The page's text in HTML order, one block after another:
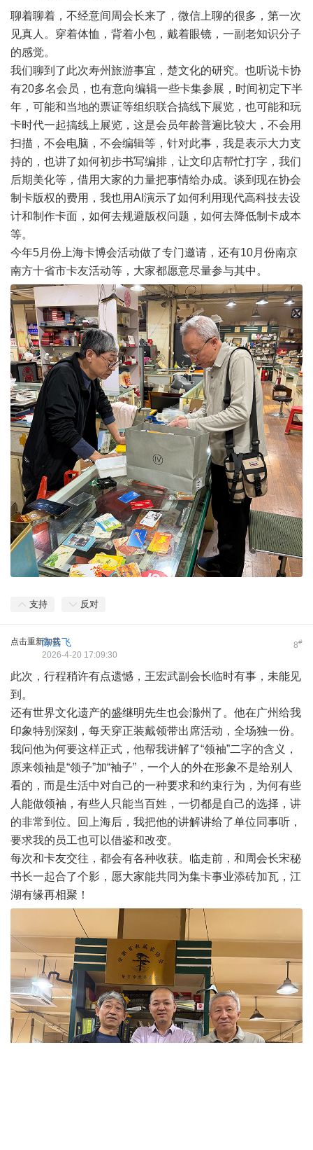
聊着聊着，不经意间周会长来了，微信上聊的很多，第一次
见真人。穿着体恤，背着小包，戴着眼镜，一副老知识分子
的感觉。
我们聊到了此次寿州旅游事宜，楚文化的研究。也听说卡协
有20多名会员，也有意向编辑一些卡集参展，时间初定下半
年，可能和当地的票证等组织联合搞线下展览，也可能和玩
卡时代一起搞线上展览，这是会员年龄普遍比较大，不会用
扫描，不会电脑，不会编辑等，针对此事，我是表示大力支
持的，也讲了如何初步书写编排，让文印店帮忙打字，我们
后期美化等，借用大家的力量把事情给办成。谈到现在协会
制卡版权的费用，我也用AI演示了如何利用现代高科技去设
计和制作卡面，如何去规避版权问题，如何去降低制卡成本
等。
今年5月份上海卡博会活动做了专门邀请，还有10月份南京
南方十省市卡友活动等，大家都愿意尽量参与其中。
支持 反对
点击重新加载 8#
陈云飞
2026-4-20 17:09:30
此次，行程稍许有点遗憾，王宏武副会长临时有事，未能见
到。
还有世界文化遗产的盛继明先生也会滁州了。他在广州给我
印象特别深刻，每天穿正装戴领带出席活动，全场独一份。
我问他为何要这样正式，他帮我讲解了“领袖”二字的含义，
原来领袖是“领子”加“袖子”，一个人的外在形象不是给别人
看的，而是生活中对自己的一种要求和约束行为，为何有些
人能做领袖，有些人只能当百姓，一切都是自己的选择，讲
的非常到位。回上海后，我把他的讲解讲给了单位同事听，
要求我的员工也可以借鉴和改变。
每次和卡友交往，都会有各种收获。临走前，和周会长宋秘
书长一起合了个影，愿大家能共同为集卡事业添砖加瓦，江
湖有缘再相聚！